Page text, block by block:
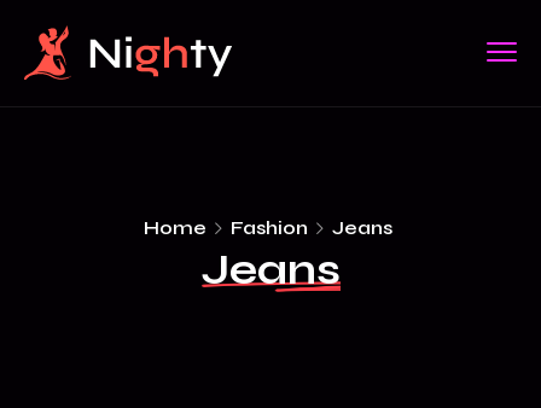
Home Fashion Jeans
Jeans